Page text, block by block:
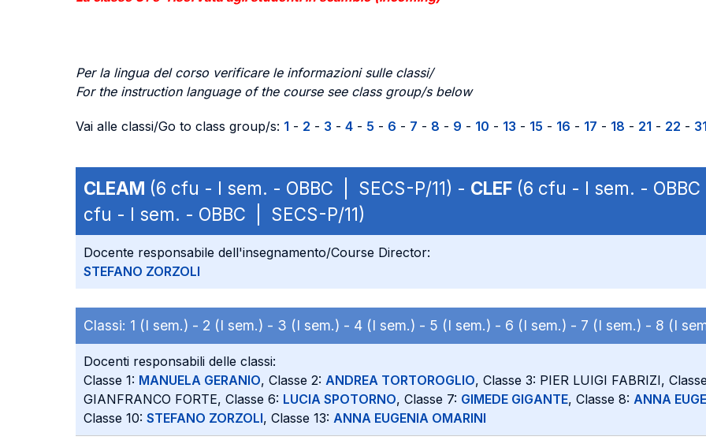
Per la lingua del corso verificare le informazioni sulle classi/
For the instruction language of the course see class group/s below
Vai alle classi/Go to class group/s: 1 - 2 - 3 - 4 - 5 - 6 - 7 - 8 - 9 - 10 - 13 - 15 - 16 - 17 - 18 - 21 - 22 -
CLEAM (6 cfu - I sem. - OBBC | SECS-P/11) - CLEF (6 cfu - I sem. -
cfu - I sem. - OBBC | SECS-P/11)
Docente responsabile dell'insegnamento/Course Director:
STEFANO ZORZOLI
Classi: 1 (I sem.) - 2 (I sem.) - 3 (I sem.) - 4 (I sem.) - 5 (I sem.) - 6 (I sem.) - 7 (I sem.) - 8 (I
Docenti responsabili delle classi:
Classe 1: MANUELA GERANIO, Classe 2: ANDREA TORTOROGLIO, Classe 3: PIER LUIGI FABRIZI,
GIANFRANCO FORTE, Classe 6: LUCIA SPOTORNO, Classe 7: GIMEDE GIGANTE, Classe 8: ANNA
Classe 10: STEFANO ZORZOLI, Classe 13: ANNA EUGENIA OMARINI